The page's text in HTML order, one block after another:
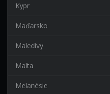
Kypr
Maďarsko
Maledivy
Malta
Melanésie